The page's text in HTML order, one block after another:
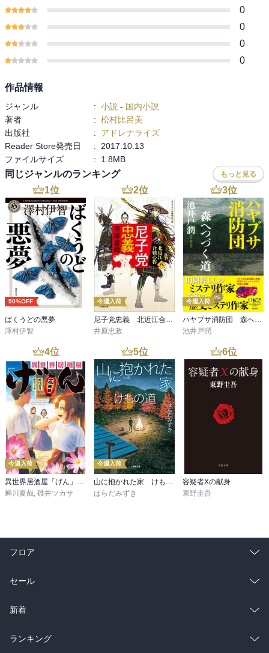
含む『女たちの殺意』（新風舎）でデビュー。著書に『キリコはお
金持ちになりたいの』（幻冬舎文庫）、『鈍色の家』（光文社文
のかたち』（双葉文庫）などがある。
0
0
0
0
作品情報
ジャンル : 小説 - 国内小説
著者
: 松村比呂美
出版社
:
アドレナライズ
Reader Store発売日
:
2017.10.13
ファイルサイズ
: 1.8MB
同じジャンルのランキング もっと見る
1位
50%OFF
ばくうどの悪夢
澤村伊智
2位
今週入荷
尼子党忠義 北近江合戦心得〈八〉
井原忠政
3位
今週入荷
ハヤブサ消防団 森へつづく道
池井戸潤
4位
今週入荷
蝉川夏哉 碓井ツカサ
5位
今週入荷
はらだみずき
6位
容疑者Xの献身
東野圭吾
フロア
総合
ラノベ
雑誌・グラビア
セール
総合
ラノベ
新着
総合
ランキング